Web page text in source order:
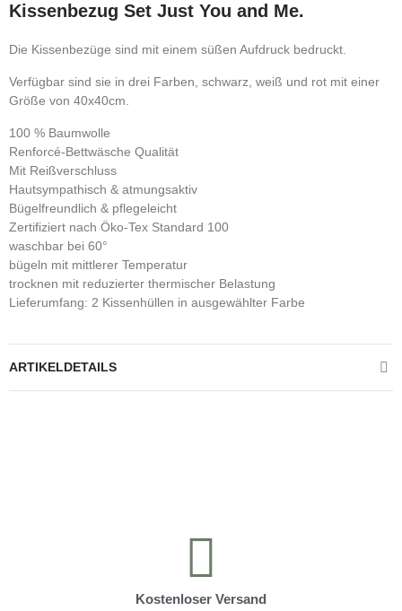
Kissenbezug Set Just You and Me.
Die Kissenbezüge sind mit einem süßen Aufdruck bedruckt.
Verfügbar sind sie in drei Farben, schwarz, weiß und rot mit einer
Größe von 40x40cm.
100 % Baumwolle
Renforcé-Bettwäsche Qualität
Mit Reißverschluss
Hautsympathisch & atmungsaktiv
Bügelfreundlich & pflegeleicht
Zertifiziert nach Öko-Tex Standard 100
waschbar bei 60°
bügeln mit mittlerer Temperatur
trocknen mit reduzierter thermischer Belastung
Lieferumfang: 2 Kissenhüllen in ausgewählter Farbe
ARTIKELDETAILS
Kostenloser Versand